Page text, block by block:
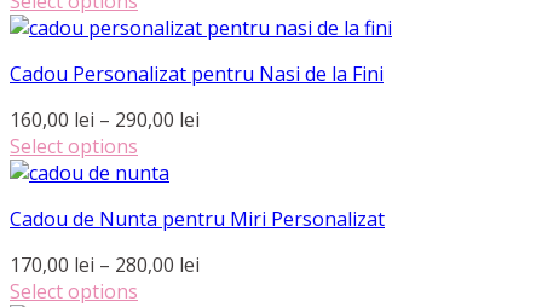
pagina
variații.
Opțiunile
pot
alese
în
pagina
prețuri:
până
Acest
are
mai
multe
variații.
Opțiunile
pot
alese
în
Cadou Personalizat pentru Nasi de la Fini
160,00 lei – 290,00 lei
până
Select options
Acest
are
mai
multe
Cadou de Nunta pentru Miri Personalizat
170,00 lei – 280,00 lei
Select options